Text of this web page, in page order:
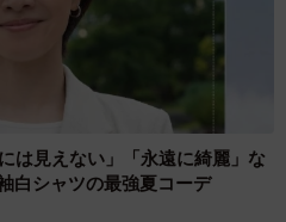
見えない」「永遠に綺麗」な
白シャツの最強夏コーデ